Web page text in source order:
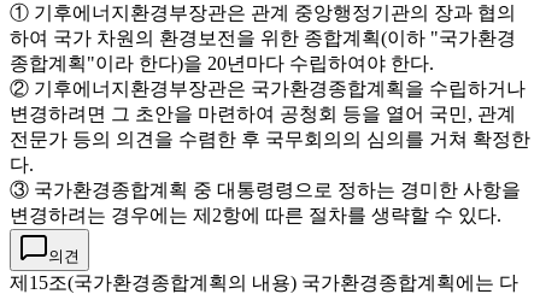
① 기후에너지환경부장관은 관계 중앙행정기관의 장과 협의
하여 국가 차원의 환경보전을 위한 종합계획(이하 "국가환경
종합계획"이라 한다)을 20년마다 수립하여야 한다.
② 기후에너지환경부장관은 국가환경종합계획을 수립하거나
변경하려면 그 초안을 마련하여 공청회 등을 열어 국민, 관계
전문가 등의 의견을 수렴한 후 국무회의의 심의를 거쳐 확정한
다.
③ 국가환경종합계획 중 대통령령으로 정하는 경미한 사항을
변경하려는 경우에는 제2항에 따른 절차를 생략할 수 있다.
의견
제15조(국가환경종합계획의 내용) 국가환경종합계획에는 다